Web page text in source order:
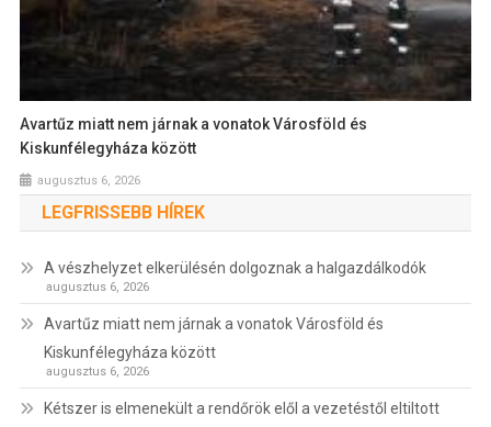
Avartűz miatt nem járnak a vonatok Városföld és
Kiskunfélegyháza között
augusztus 6, 2026
LEGFRISSEBB HÍREK
A vészhelyzet elkerülésén dolgoznak a halgazdálkodók
augusztus 6, 2026
Avartűz miatt nem járnak a vonatok Városföld és
Kiskunfélegyháza között
augusztus 6, 2026
Kétszer is elmenekült a rendőrök elől a vezetéstől eltiltott